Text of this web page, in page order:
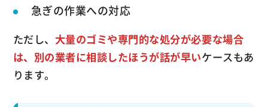
急ぎの作業への対応
ただし、 大量のゴミや専門的な処分が必要な場合
は、別の業者に相談したほうが話が早いケースもあ
ります。